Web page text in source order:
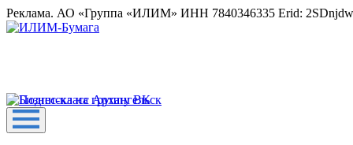
Реклама. АО «Группа «ИЛИМ» ИНН 7840346335 Erid: